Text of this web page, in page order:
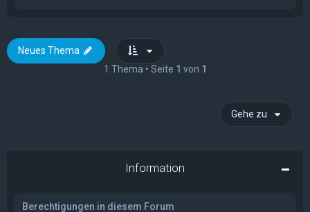
Neues Thema
1 Thema • Seite 1 von 1
Gehe zu
Information
Berechtigungen in diesem Forum